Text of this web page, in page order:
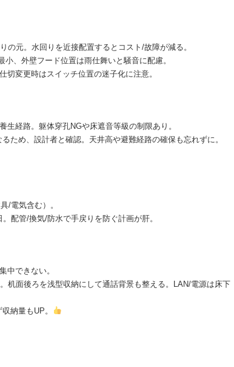
の元。水回りを近接配置するとコスト/故障が減る。
、外壁フード位置は雨仕舞いと騒音に配慮。
切変更時はスイッチ位置の迷子化に注意。
経路。躯体穿孔NGや床遮音等級の制限あり。
ため、設計者と確認。天井高や避難経路の確保も忘れずに。
/電気含む）。
配管/換気/防水で手戻りを防ぐ計画が肝。
中できない。
机面後ろを浅型収納にして通話背景も整える。LAN/電源は床下
納量もUP。